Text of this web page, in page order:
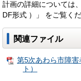
計画の詳細については
DF形式 ）」 をご覧くだ
関連ファイル
第5次あわら市障
ト）